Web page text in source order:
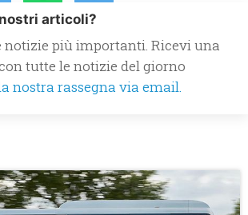
articoli?
notizie più importanti. Ricevi una
tutte le notizie del giorno
nostra rassegna via email.